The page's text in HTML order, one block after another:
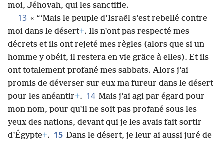
moi, Jéhovah, qui les sanctifie.
13 « “‘Mais le peuple d’Israël s’est rebellé contre
moi dans le désert+. Ils n’ont pas respecté mes
décrets et ils ont rejeté mes règles (alors que si un
homme y obéit, il restera en vie grâce à elles). Et ils
ont totalement profané mes sabbats. Alors j’ai
promis de déverser sur eux ma fureur dans le désert
pour les anéantir+. 14 Mais j’ai agi par égard pour
mon nom, pour qu’il ne soit pas profané sous les
yeux des nations, devant qui je les avais fait sortir
d’Égypte+. 15 Dans le désert, je leur ai aussi juré de